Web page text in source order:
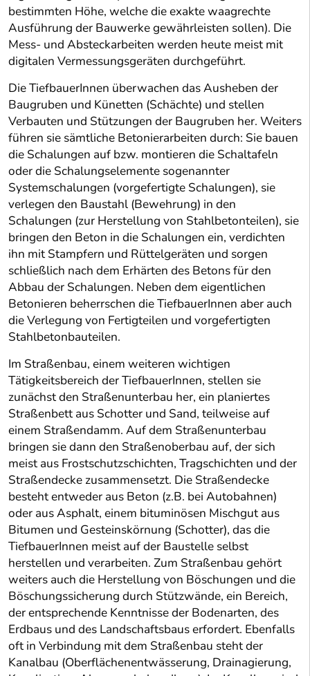
bestimmten Höhe, welche die exakte waagrechte
Ausführung der Bauwerke gewährleisten sollen). Die
Mess- und Absteckarbeiten werden heute meist mit
digitalen Vermessungsgeräten durchgeführt.
Die TiefbauerInnen überwachen das Ausheben der
Baugruben und Künetten (Schächte) und stellen
Verbauten und Stützungen der Baugruben her. Weiters
führen sie sämtliche Betonierarbeiten durch: Sie bauen
die Schalungen auf bzw. montieren die Schaltafeln
oder die Schalungselemente sogenannter
Systemschalungen (vorgefertigte Schalungen), sie
verlegen den Baustahl (Bewehrung) in den
Schalungen (zur Herstellung von Stahlbetonteilen), sie
bringen den Beton in die Schalungen ein, verdichten
ihn mit Stampfern und Rüttelgeräten und sorgen
schließlich nach dem Erhärten des Betons für den
Abbau der Schalungen. Neben dem eigentlichen
Betonieren beherrschen die TiefbauerInnen aber auch
die Verlegung von Fertigteilen und vorgefertigten
Stahlbetonbauteilen.
Im Straßenbau, einem weiteren wichtigen
Tätigkeitsbereich der TiefbauerInnen, stellen sie
zunächst den Straßenunterbau her, ein planiertes
Straßenbett aus Schotter und Sand, teilweise auf
einem Straßendamm. Auf dem Straßenunterbau
bringen sie dann den Straßenoberbau auf, der sich
meist aus Frostschutzschichten, Tragschichten und der
Straßendecke zusammensetzt. Die Straßendecke
besteht entweder aus Beton (z.B. bei Autobahnen)
oder aus Asphalt, einem bituminösen Mischgut aus
Bitumen und Gesteinskörnung (Schotter), das die
TiefbauerInnen meist auf der Baustelle selbst
herstellen und verarbeiten. Zum Straßenbau gehört
weiters auch die Herstellung von Böschungen und die
Böschungssicherung durch Stützwände, ein Bereich,
der entsprechende Kenntnisse der Bodenarten, des
Erdbaus und des Landschaftsbaus erfordert. Ebenfalls
oft in Verbindung mit dem Straßenbau steht der
Kanalbau (Oberflächenentwässerung, Drainagierung,